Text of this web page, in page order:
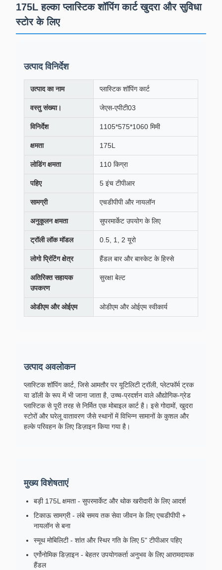
175L हल्का प्लास्टिक शॉपिंग कार्ट खुदरा और सुविधा
स्टोर के लिए
उत्पाद विनिर्देश
उत्पाद का नाम प्लास्टिक शॉपिंग कार्ट
वस्तु संख्या। जेएस-एपीटी03
विनिर्देश 1105*575*1060 मिमी
क्षमता 175L
लोडिंग क्षमता 110 किग्रा
पहिए 5 इंच टीपीआर
सामग्री एचडीपीपी और नायलॉन
अनुकूलन क्षमता सुपरमार्केट उपयोग के लिए
ट्रॉली लॉक मॉडल 0.5, 1, 2 यूरो
लोगो प्रिंटिंग क्षेत्र हैंडल बार और बास्केट के हिस्से
अतिरिक्त सहायक
उपकरण
सुरक्षा बेल्ट
ओडीएम और ओईएम ओडीएम और ओईएम स्वीकार्य
उत्पाद अवलोकन
प्लास्टिक शॉपिंग कार्ट, जिसे आमतौर पर यूटिलिटी ट्रॉली, प्लेटफॉर्म ट्रक
या डॉली के रूप में भी जाना जाता है, उच्च-प्रदर्शन वाले औद्योगिक-ग्रेड
प्लास्टिक से पूरी तरह से निर्मित एक मोबाइल कार्ट है। इसे गोदामों, खुदरा
स्टोरों और घरेलू वातावरण जैसे स्थानों में विभिन्न सामानों के कुशल और
हल्के परिवहन के लिए डिज़ाइन किया गया है।
मुख्य विशेषताएं
बड़ी 175L क्षमता - सुपरमार्केट और थोक खरीदारी के लिए आदर्श
टिकाऊ सामग्री - लंबे समय तक सेवा जीवन के लिए एचडीपीपी +
नायलॉन से बना
स्मूथ मोबिलिटी - शांत और स्थिर गति के लिए 5" टीपीआर पहिए
एर्गोनोमिक डिज़ाइन - बेहतर उपयोगकर्ता अनुभव के लिए आरामदायक
हैंडल